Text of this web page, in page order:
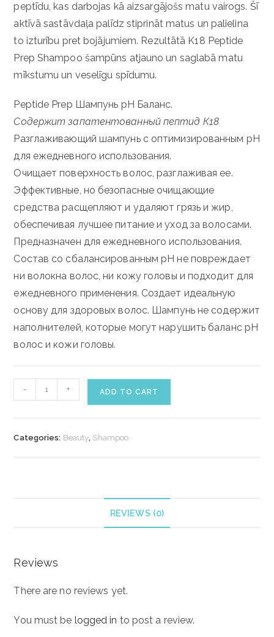
peptīdu, kas darbojas kā aizsargājošs matu vairogs. Šī
aktīvā sastāvdaļa palīdz stiprināt matus un palielina
to izturību pret bojājumiem. Rezultātā K18 Peptide
Prep Shampoo šampūns atjauno un saglabā matu
mīkstumu un veselīgu spīdumu.
Peptide Prep Шампунь pH Баланс.
Содержит запатентованный пептид К18
Разглаживающий шампунь с оптимизированным pH
для ежедневного использования.
Очищает поверхность волос, разглаживая ее.
Эффективные, но безопасные очищающие
средства расщепляют и удаляют грязь и жир,
обеспечивая лучшее питание и уход за волосами.
Предназначен для ежедневного использования.
Состав со сбалансированным pH не повреждает
ни волокна волос, ни кожу головы и подходит для
ежедневного применения. Создает идеальную
основу для здоровых волос. Шампунь не содержит
наполнителей, которые могут нарушить баланс pH
волос и кожи головы.
DAMAGE
- + ADD TO CART
Categories: Beauty, Shampoo
REVIEWS (0)
Reviews
There are no reviews yet.
You must be logged in to post a review.